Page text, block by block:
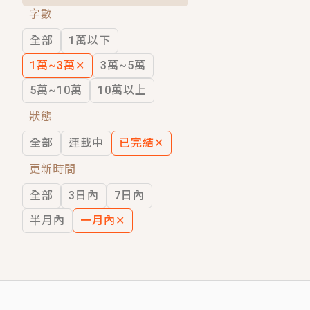
穿越｜《穿越遠古後成了野人娘子》你
字數
全部
1萬以下
1萬~3萬 ✕
3萬~5萬
5萬~10萬
10萬以上
狀態
全部
連載中 已完結✕
更新時間
全部
3日內
7日內
半月內
一月內 ✕